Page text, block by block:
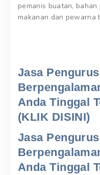
pemanis buatan,
makanan dan pewarna
Jasa
Anda Tinggal
(KLIK DISINI)
Jasa
Anda Tinggal